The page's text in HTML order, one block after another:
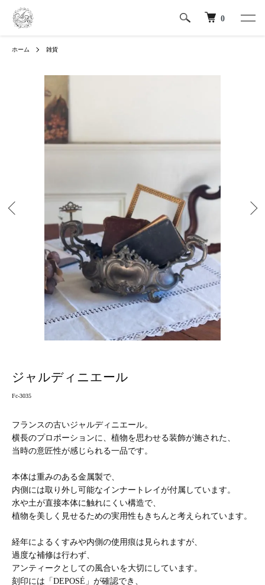
0
ホーム 雑貨
ジャルディニエール
Fc-3035
フランスの古いジャルディニエール。
横長のプロポーションに、植物を思わせる装飾が施された、
当時の意匠性が感じられる一品です。
本体は重みのある金属製で、
内側には取り外し可能なインナートレイが付属しています。
水や土が直接本体に触れにくい構造で、
植物を美しく見せるための実用性もきちんと考えられています。
経年によるくすみや内側の使用痕は見られますが、
過度な補修は行わず、
アンティークとしての風合いを大切にしています。
刻印には「DEPOSÉ」が確認でき、